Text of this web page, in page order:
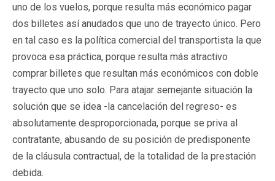
uno de los vuelos, porque resulta más económico pagar
dos billetes así anudados que uno de trayecto único. Pero
en tal caso es la política comercial del transportista la que
provoca esa práctica, porque resulta más atractivo
comprar billetes que resultan más económicos con doble
trayecto que uno solo. Para atajar semejante situación la
solución que se idea -la cancelación del regreso- es
absolutamente desproporcionada, porque se priva al
contratante, abusando de su posición de predisponente
de la cláusula contractual, de la totalidad de la prestación
debida.